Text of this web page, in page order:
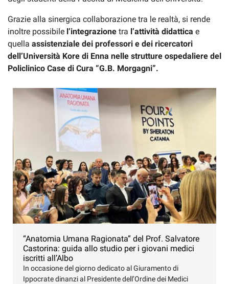
Grazie alla sinergica collaborazione tra le realtà, si rende
inoltre possibile l’integrazione tra l’attività didattica e
quella assistenziale dei professori e dei ricercatori
dell’Università Kore di Enna nelle strutture ospedaliere del
Policlinico Case di Cura “G.B. Morgagni”.
“Anatomia Umana Ragionata” del Prof. Salvatore
Castorina: guida allo studio per i giovani medici
iscritti all’Albo
In occasione del giorno dedicato al Giuramento di
Ippocrate dinanzi al Presidente dell’Ordine dei Medici